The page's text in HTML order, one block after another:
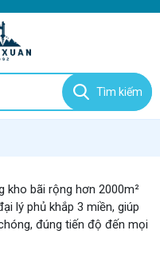
Tìm kiếm
kho bãi rộng hơn 2000m²
lý phủ khắp 3 miền, giúp
đúng tiến độ đến mọi